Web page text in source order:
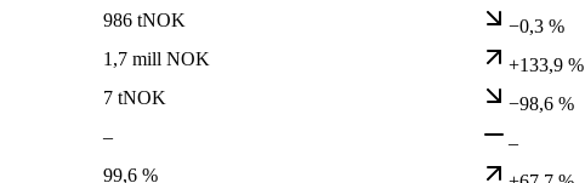
986 tNOK
−0,3 %
1,7 mill NOK
+133,9 %
7 tNOK
−98,6 %
–
–
99,6 %